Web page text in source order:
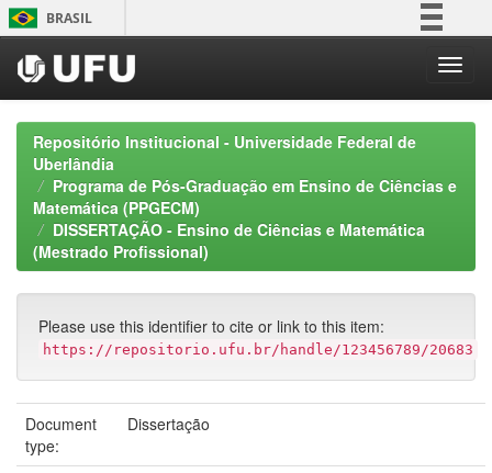
Skip
navigation
BRASIL
Participe
Acesso à informação
Legislação
Repositório Institucional - Universidade Federal de
Uberlândia
Programa de Pós-Graduação em Ensino de Ciências e
Matemática (PPGECM)
DISSERTAÇÃO - Ensino de Ciências e Matemática
(Mestrado Profissional)
Please use this identifier to cite or link to this item:
https://repositorio.ufu.br/handle/123456789/20683
Document
type:
Dissertação